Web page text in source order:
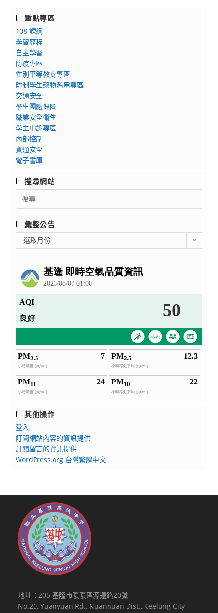
重點專區
108 課綱
學習歷程
自主學習
防疫專區
性別平等教育專區
防制學生藥物濫用專區
交通安全
學生團體保險
職業安全衛生
學生申訴專區
內部控制
資通安全
電子書庫
搜尋網站
Search
for:
彙整公告
整
選取月份
其他操作
登入
訂閱網站內容的資訊提供
訂閱留言的資訊提供
WordPress.org 台灣繁體中文
地址：205 基隆市暖暖區源遠路20號
No.20, Yuanyuan Rd., Nuannuan Dist., Keelung City